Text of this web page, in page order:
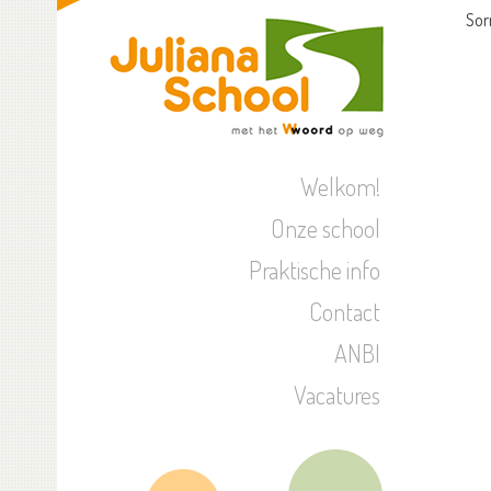
Welkom!
Onze school
Praktische info
Contact
ANBI
Vacatures